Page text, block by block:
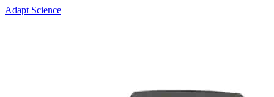
Adapt Science